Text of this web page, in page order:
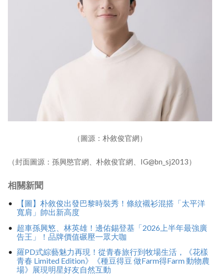
（圖源：朴敘俊官網）
（封面圖源：孫興愍官網、朴敘俊官網、IG@bn_sj2013）
相關新聞
【圖】朴敘俊出發巴黎時裝秀！條紋襯衫混搭「太平洋
寬肩」帥出新高度
超車孫興慜、林英雄！邊佑錫登基「2026上半年最強廣
告王」！品牌價值碾壓一眾大咖
羅PD式綜藝魅力再現！從青春旅行到牧場生活，《花樣
青春 Limited Edition》《種豆得豆 做Farm得Farm 動物農
場》展現明星好友自然互動